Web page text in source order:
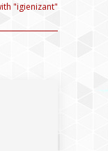
"igienizant"